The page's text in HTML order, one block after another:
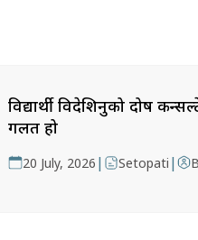
विद्यार्थी विदेशिनुको दोष
गलत हो
20 July, 2026 | Setopati |